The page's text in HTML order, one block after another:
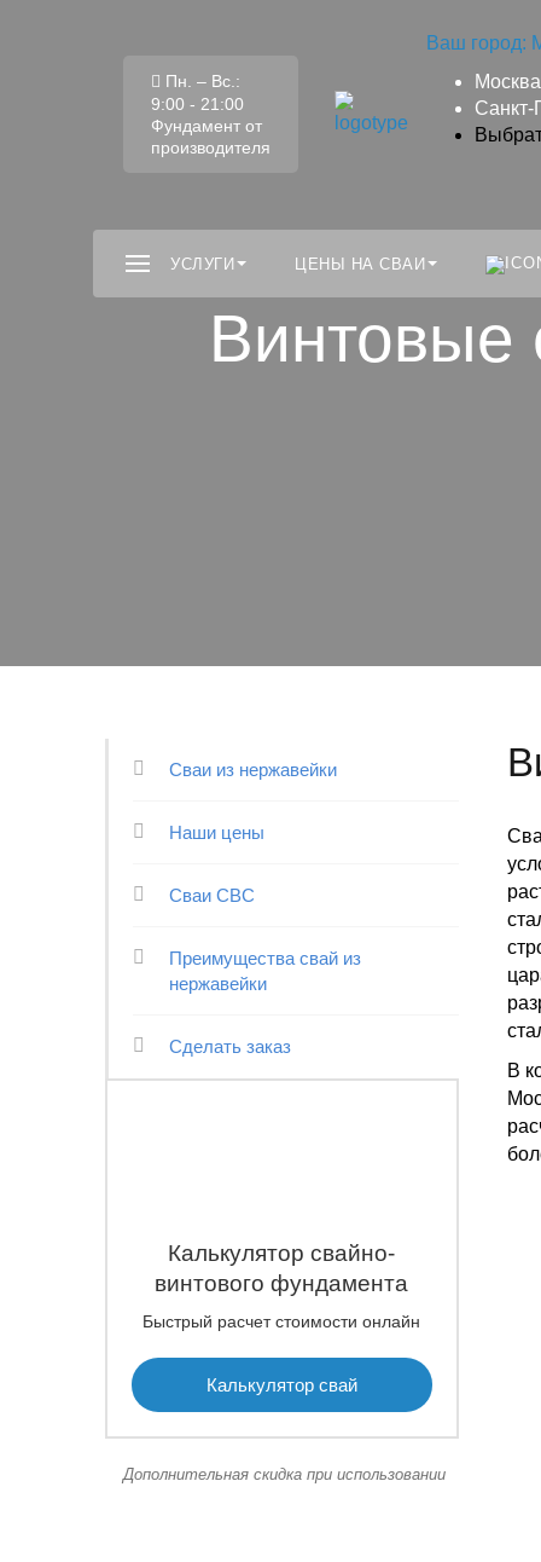
Пн. – Вс.:
9:00 - 21:00
Фундамент от
производителя
Ваш город:
Москва
Санкт-
УСЛУГИ ЦЕНЫ НА СВАИ
Винтовые
Сваи из нержавейки
Наши цены
Сваи СВС
Преимущества свай из
нержавейки
Сделать заказ
Калькулятор свайно-
винтового фундамента
Быстрый расчет стоимости онлайн
Калькулятор свай
Дополнительная скидка при использовании
В